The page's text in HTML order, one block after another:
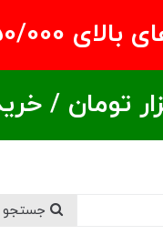
000 تومان